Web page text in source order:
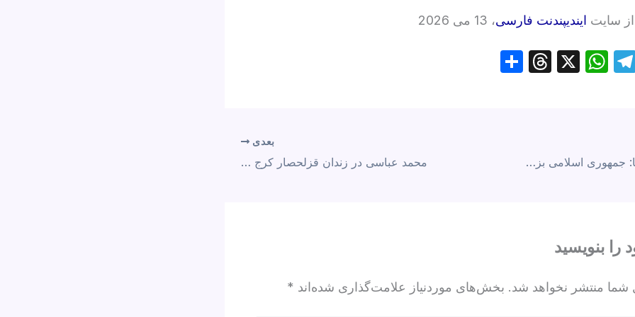
سایت ایندیپندنت فارسی، 13 می 2026
T
m
W
A
p
X
T
sانجمن قلم آمریکا: جمهوری اسلامی بزرگترین دشمن زنان اهل قلم و ایران دومین زندان نویسندگان جهان است
بعدی
محمد عباسی در زندان قزلحصار کرج اعدام شد
را بنویسید
شما منتشر نخواهد شد. بخش‌های موردنیاز علامت‌گذاری شده‌اند *